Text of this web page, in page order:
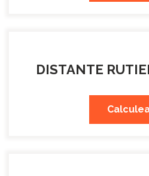
DISTANTE